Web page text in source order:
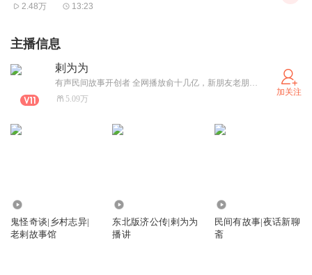
2.48万 13:23
主播信息
剌为为
有声民间故事开创者 全网播放俞十几亿，新朋友老朋友谢谢您的捧场
5.09万
加关注
鬼怪奇谈|乡村志异|
老剌故事馆
东北版济公传|剌为为
播讲
民间有故事|夜话新聊
斋